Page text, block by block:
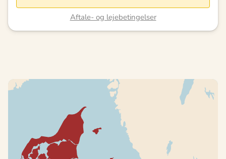
Aftale- og lejebetingelser